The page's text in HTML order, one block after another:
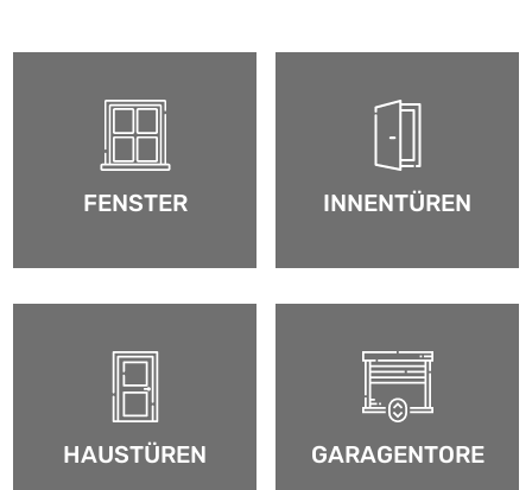
FENSTER INNENTÜREN
HAUSTÜREN GARAGENTORE